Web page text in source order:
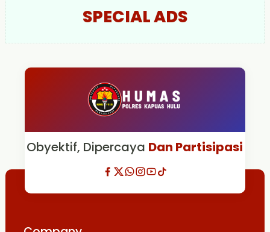
SPECIAL ADS
Obyektif, Dipercaya Dan Partisipasi